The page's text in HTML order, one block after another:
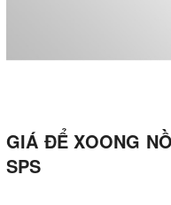
GIÁ ĐỂ XOONG
SPS